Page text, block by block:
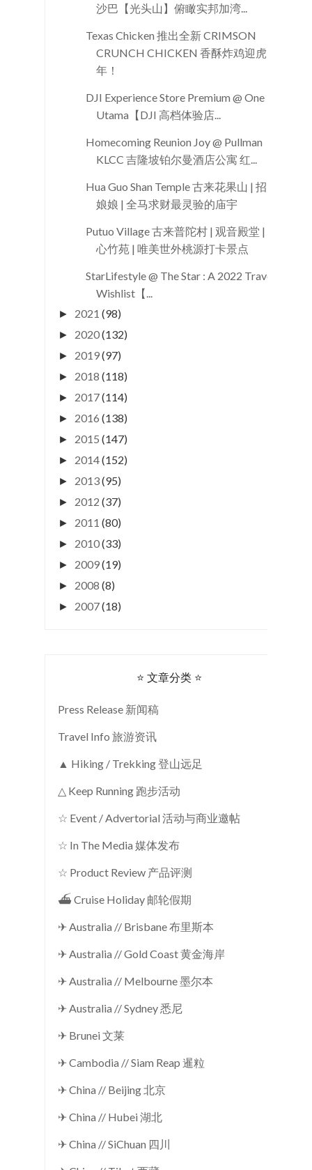
沙巴【光头山】俯瞰实邦加湾...
Texas Chicken 推出全新 CRIMSON
CRUNCH CHICKEN 香酥炸鸡迎虎
年！
DJI Experience Store Premium @ One
Utama【DJI 高档体验店...
Homecoming Reunion Joy @ Pullman
KLCC 吉隆坡铂尔曼酒店公寓 红...
Hua Guo Shan Temple 古来花果山 | 招财
娘娘 | 全马求财最灵验的庙宇
Putuo Village 古来普陀村 | 观音殿堂 | 清
心竹苑 | 唯美世外桃源打卡景点
StarLifestyle @ The Star : A 2022 Travel
Wishlist【...
► 2021 (98)
► 2020(132)
► 2019(97)
► 2018 (118)
► 2017(114)
► 2016 (138)
► 2015 (147)
► 2014(152)
► 2013(95)
► 2012 (37)
► 2011 (80)
► 2010(33)
► 2009(19)
► 2008 (8)
► 2007(18)
⭐ 文章分类 ⭐
Press Release 新闻稿
Travel Info 旅游资讯
▲ Hiking / Trekking 登山远足
△ Keep Running 跑步活动
☆ Event / Advertorial 活动与商业邀帖
☆ In The Media 媒体发布
☆ Product Review 产品评测
⛴ Cruise Holiday 邮轮假期
✈ Australia // Brisbane 布里斯本
✈ Australia // Gold Coast 黄金海岸
✈ Australia // Melbourne 墨尔本
✈ Australia // Sydney 悉尼
✈ Brunei 文莱
✈ Cambodia // Siam Reap 暹粒
✈ China // Beijing 北京
✈ China // Hubei 湖北
✈ China // SiChuan 四川